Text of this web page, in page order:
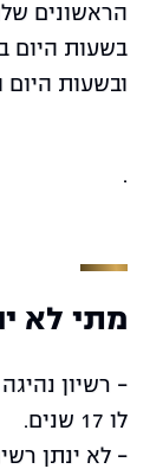
הראשונים
בשעות היום
ובשעות
.
מתי לא
לו 17 שנים.
– לא ינתן